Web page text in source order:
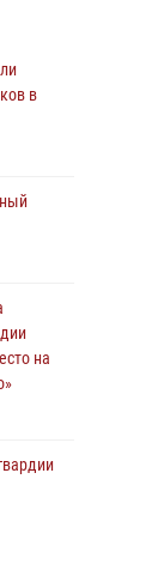
в
в
на